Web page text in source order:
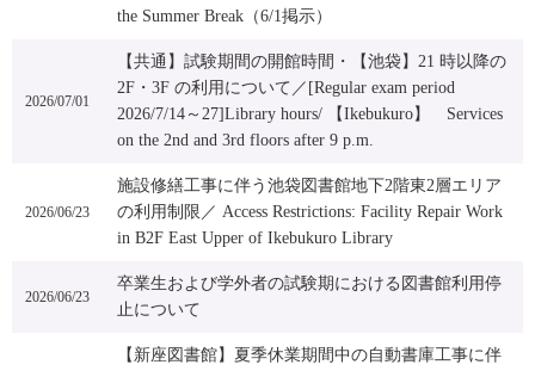
the Summer Break（6/1掲示）
2026/07/01
【共通】試験期間の開館時間・【池袋】21 時以降の
2F・3F の利用について／[Regular exam period
2026/7/14～27]Library hours/ 【Ikebukuro】 Services
on the 2nd and 3rd floors after 9 p.m.
2026/06/23
施設修繕工事に伴う池袋図書館地下2階東2層エリア
の利用制限／ Access Restrictions: Facility Repair Work
in B2F East Upper of Ikebukuro Library
2026/06/23
卒業生および学外者の試験期における図書館利用停
止について
【新座図書館】夏季休業期間中の自動書庫工事に伴